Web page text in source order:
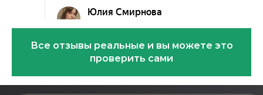
Все отзывы реальные и вы можете это
проверить сами